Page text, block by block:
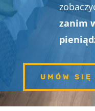
zanim
UMÓW SIĘ